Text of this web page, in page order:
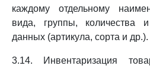
каждому отдельному
вида, группы, количества
данных (артикула, сорта и др.).
3.14. Инвентаризация